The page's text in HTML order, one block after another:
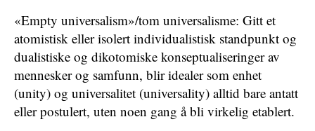
«Empty universalism»/tom universalisme: Gitt et
atomistisk eller isolert individualistisk standpunkt og
dualistiske og dikotomiske konseptualiseringer av
mennesker og samfunn, blir idealer som enhet
(unity) og universalitet (universality) alltid bare antatt
eller postulert, uten noen gang å bli virkelig etablert.